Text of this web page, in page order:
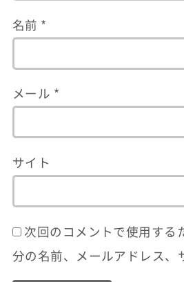
名前 *
メール *
サイト
次回のコメントで使用する
分の名前、メールアドレス、